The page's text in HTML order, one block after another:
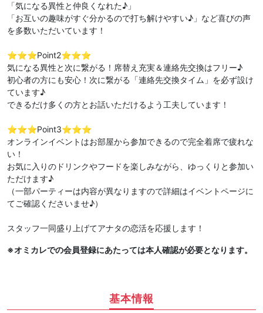
「気になる異性と仲良くなれた♪」
「お互いの趣味がすぐ分かるので打ち解けやすい♪」など喜びの声
を多数いただいています！
⭐️⭐️⭐️Point2⭐️⭐️⭐️
気になる異性と次に繋がる！席替え充実＆連絡先交換はフリー♪
初心者の方にも安心！次に繋がる「連絡先交換タイム」を必ず設け
ています♪
できるだけ多くの方とお話いただけるよう工夫しています！
⭐️⭐️⭐️Point3⭐️⭐️⭐️
オンラインイベントはお部屋から参加できるので完全着席で疲れな
い！
お気に入りのドリンクやフードを楽しみながら、ゆっくりと参加い
ただけます♪
（一部パーティーは内容が異なりますので詳細はイベントページに
てご確認くださいませ♪）
スタッフ一同盛り上げてアナタの恋活を応援します！
※オミカレでの会員登録にあたっては本人確認が必要となります。
基本情報